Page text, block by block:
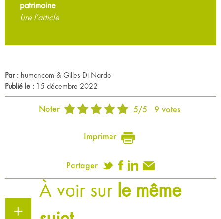
patrimoine
Lire l’article
Par : humancom & Gilles Di Nardo
Publié le : 15 décembre 2022
Noter 5/5 9 votes
Imprimer
Partager
À voir sur le même